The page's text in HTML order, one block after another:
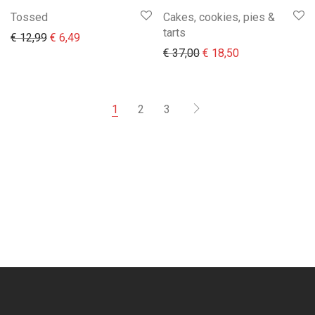
Tossed
€12,99 Il prezzo originale era: € 12,99.
€ 6,49 Il prezzo attuale è: € 6,49.
Cakes, cookies, pies &
tarts
€37,00 Il prezzo originale era:
€ 18,50Il prezzo
1 2 3